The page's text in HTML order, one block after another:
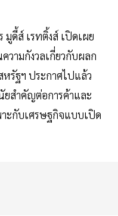
มูดี้ส์ เรทติ้งส์ เปิดเผย
วามกังวลเกี่ยวกับผลก
รัฐฯ ประกาศไปแล้ว
ยสำคัญต่อการค้าและ
าะกับเศรษฐกิจแบบเปิด